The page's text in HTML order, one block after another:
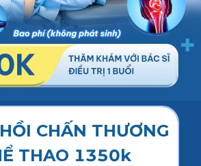
CHẤN THƯƠNG
THAO 1350k